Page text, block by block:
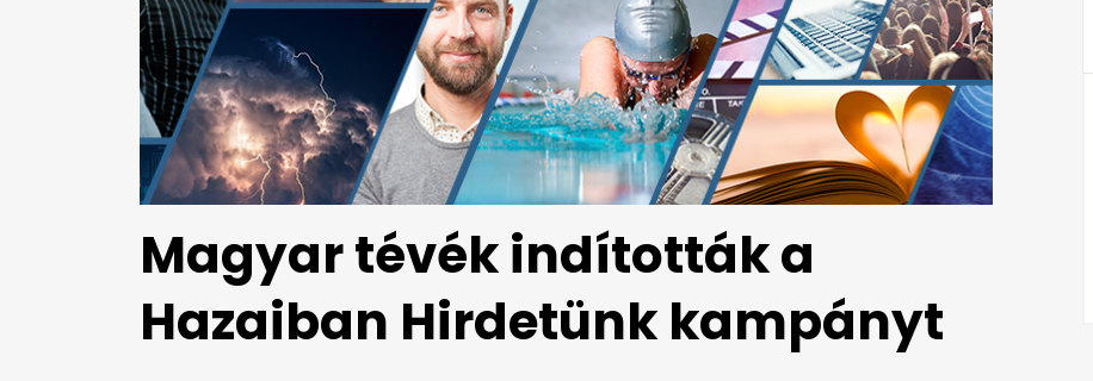
Magyar tévék indították a
Hazaiban Hirdetünk kampányt